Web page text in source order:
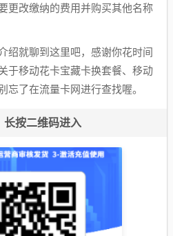
更改缴纳的费用并购买其他名称
绍就聊到这里吧，感谢你花时间
于移动花卡宝藏卡换套餐、移动
忘了在流量卡网进行查找喔。
长按二维码进入